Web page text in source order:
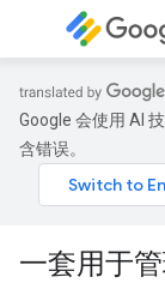
Google 会使用 AI
含错误。
一套用于